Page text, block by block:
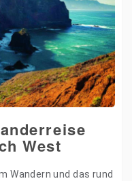
West
Wandern und das rund